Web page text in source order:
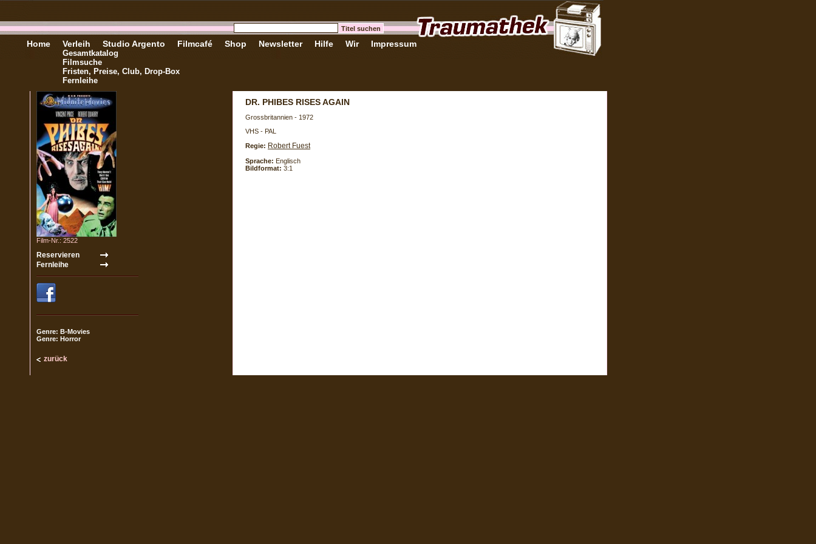
Home Verleih
Gesamtkatalog
Filmsuche
Fristen, Preise, Club, Drop-Box
Fernleihe
Studio Argento Filmcafé Shop Newsletter Hilfe Wir Impressum
Film-Nr.: 2522
Genre: B-Movies
Genre: Horror
zurück
DR. PHIBES RISES AGAIN
Grossbritannien - 1972
VHS - PAL
Regie: Robert Fuest
Sprache: Englisch
Bildformat: 3:1